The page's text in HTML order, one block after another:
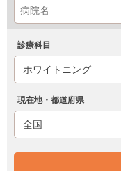
診療科目
現在地・都道府県